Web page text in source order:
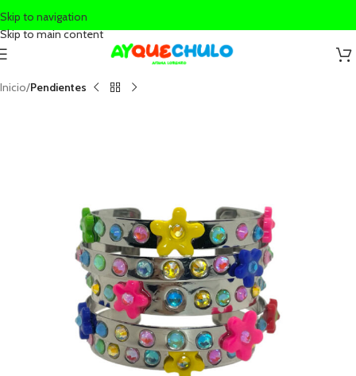
Skip to navigation
Skip to main content
Inicio Pendientes